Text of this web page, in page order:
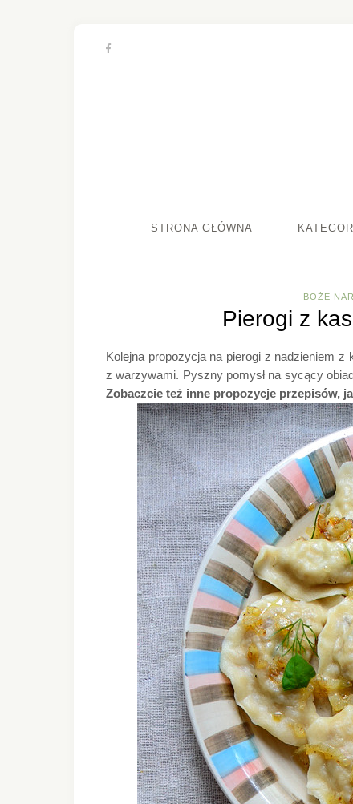
STRONA GŁÓWNA
BOŻE
Pierogi z
Kolejna propozycja na pierogi z nadzieniem z
z warzywami. Pyszny pomysł na sycący
Zobaczcie też inne propozycje przepisów,